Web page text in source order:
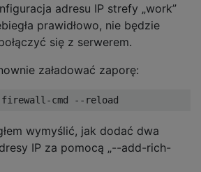
adresu IP strefy „work”
prawidłowo, nie będzie
się z serwerem.
załadować zaporę:
wymyślić, jak dodać dwa
IP za pomocą „--add-rich-